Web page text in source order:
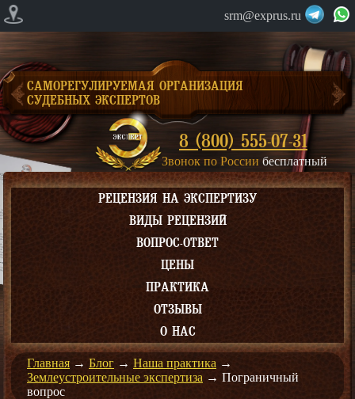
srm@exprus.ru
САМОРЕГУЛИРУЕМАЯ ОРГАНИЗАЦИЯ
СУДЕБНЫХ ЭКСПЕРТОВ
8 (800) 555-07-31
Звонок по России бесплатный
РЕЦЕНЗИЯ НА ЭКСПЕРТИЗУ
ВИДЫ РЕЦЕНЗИЙ
ВОПРОС-ОТВЕТ
ЦЕНЫ
ПРАКТИКА
ОТЗЫВЫ
О НАС
Главная → Блог → Наша практика →
Землеустроительные экспертиза → Пограничный
вопрос